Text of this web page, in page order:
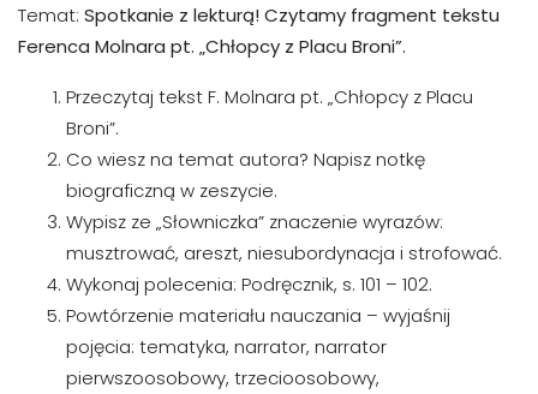
Temat: Spotkanie z lekturą! Czytamy fragment tekstu
Ferenca Molnara pt. „Chłopcy z Placu Broni”.
Przeczytaj tekst F. Molnara pt. „Chłopcy z Placu
Broni”.
Co wiesz na temat autora? Napisz notkę
biograficzną w zeszycie.
Wypisz ze „Słowniczka” znaczenie wyrazów:
musztrować, areszt, niesubordynacja i strofować.
Wykonaj polecenia: Podręcznik, s. 101 – 102.
Powtórzenie materiału nauczania – wyjaśnij
pojęcia: tematyka, narrator, narrator
pierwszoosobowy, trzecioosobowy,